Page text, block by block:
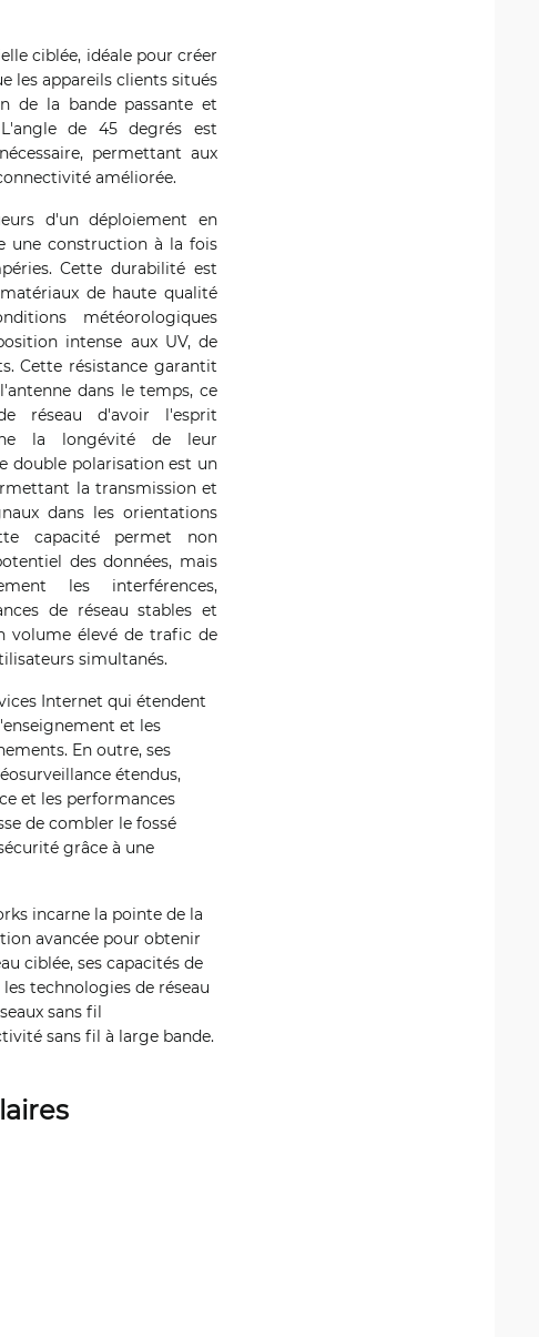
ciblée, idéale pour créer
les appareils clients situés
de la bande passante et
de 45 degrés est
permettant aux
améliorée.
d'un déploiement en
une construction à la fois
Cette durabilité est
de haute qualité
météorologiques
intense aux UV, de
Cette résistance garantit
dans le temps, ce
réseau d'avoir l'esprit
la longévité de leur
double polarisation est un
la transmission et
dans les orientations
capacité permet non
des données, mais
les interférences,
de réseau stables et
volume élevé de trafic de
simultanés.
Internet qui étendent
et les
En outre, ses
étendus,
et les performances
de combler le fossé
grâce à une
incarne la pointe de la
avancée pour obtenir
ciblée, ses capacités de
technologies de réseau
sans fil
sans fil à large bande.